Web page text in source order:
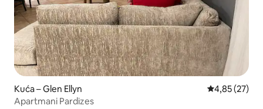
Kuća – Glen Ellyn Prosječna
4,85 (27)
Apartmani Pardizes